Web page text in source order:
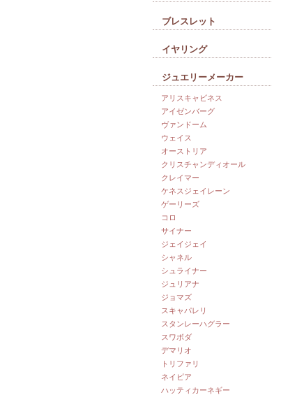
ブレスレット
イヤリング
ジュエリーメーカー
アリスキャビネス
アイゼンバーグ
ヴァンドーム
ウェイス
オーストリア
クリスチャンディオール
クレイマー
ケネスジェイレーン
ゲーリーズ
コロ
サイナー
ジェイジェイ
シャネル
シュライナー
ジュリアナ
ジョマズ
スキャパレリ
スタンレーハグラー
スワボダ
デマリオ
トリファリ
ネイピア
ハッティカーネギー